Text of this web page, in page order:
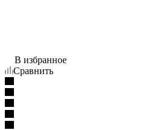
В избранное
Сравнить